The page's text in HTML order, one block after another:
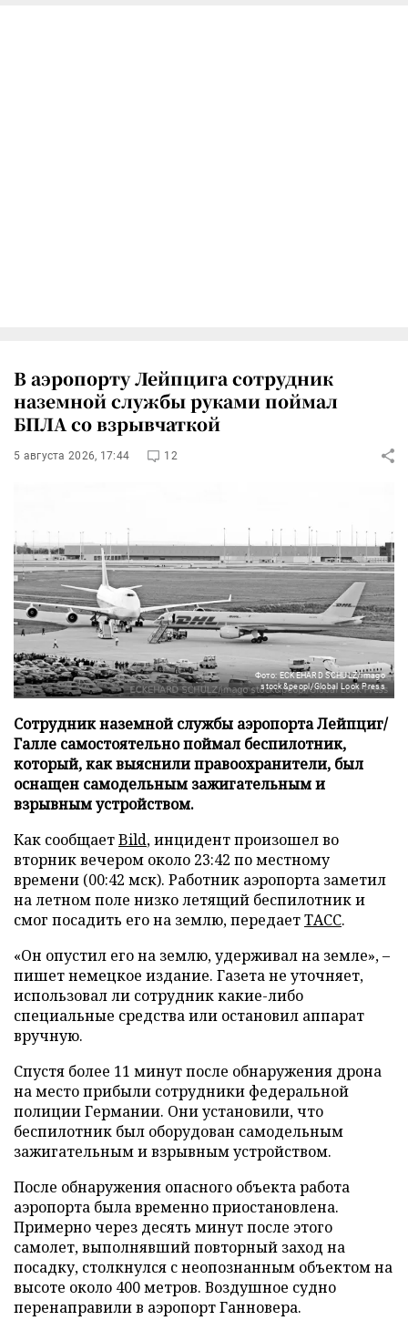
В аэропорту Лейпцига сотрудник
наземной службы руками поймал
БПЛА со взрывчаткой
5 августа 2026, 17:44 12
Фото: ECKEHARD SCHULZ/imago
stock&peopl/Global Look Press
Сотрудник наземной службы аэропорта Лейпциг/
Галле самостоятельно поймал беспилотник,
который, как выяснили правоохранители, был
оснащен самодельным зажигательным и
взрывным устройством.
Как сообщаетBild, инцидент произошел во
вторник вечером около 23:42 по местному
времени (00:42 мск). Работник аэропорта заметил
на летном поле низко летящий беспилотник и
смог посадить его на землю, передаетТАСС.
«Он опустил его на землю, удерживал на земле», –
пишет немецкое издание. Газета не уточняет,
использовал ли сотрудник какие-либо
специальные средства или остановил аппарат
вручную.
Спустя более 11 минут после обнаружения дрона
на место прибыли сотрудники федеральной
полиции Германии. Они установили, что
беспилотник был оборудован самодельным
зажигательным и взрывным устройством.
После обнаружения опасного объекта работа
аэропорта была временно приостановлена.
Примерно через десять минут после этого
самолет, выполнявший повторный заход на
посадку, столкнулся с неопознанным объектом на
высоте около 400 метров. Воздушное судно
перенаправили в аэропорт Ганновера.